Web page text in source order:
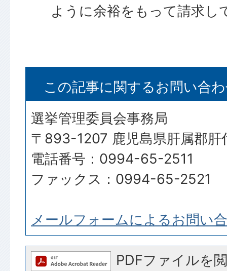
ように余裕をもって請求し
この記事に関するお問い合
選挙管理委員会事務局
〒893-1207 鹿児島県肝属郡肝
電話番号：0994-65-2511
ファックス：0994-65-2521
メールフォームによるお問い
PDFファイルを